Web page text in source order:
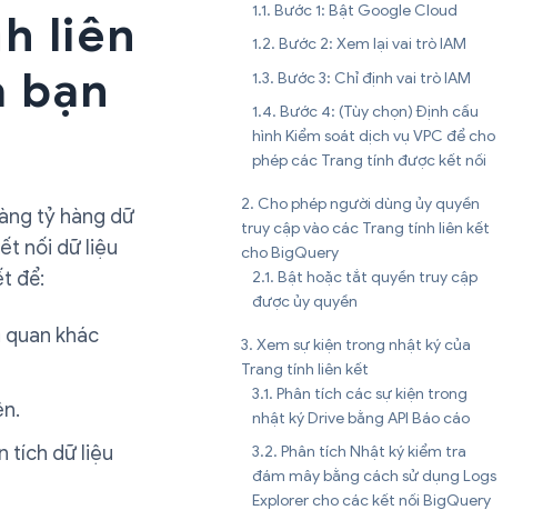
liên
bạn
tỷ hàng dữ
nối dữ liệu
để:
khác
tích dữ liệu
Bước 1: Bật Google Cloud
Bước 2: Xem lại vai trò IAM
Bước 3: Chỉ định vai trò IAM
Bước 4: (Tùy chọn) Định cấu
hình Kiểm soát dịch vụ VPC để cho
phép các Trang tính được kết nối
Cho phép người dùng ủy quyền
truy cập vào các Trang tính liên kết
cho BigQuery
Bật hoặc tắt quyền truy cập
được ủy quyền
Xem sự kiện trong nhật ký của
Trang tính liên kết
Phân tích các sự kiện trong
nhật ký Drive bằng API Báo cáo
Phân tích Nhật ký kiểm tra
đám mây bằng cách sử dụng Logs
Explorer cho các kết nối BigQuery